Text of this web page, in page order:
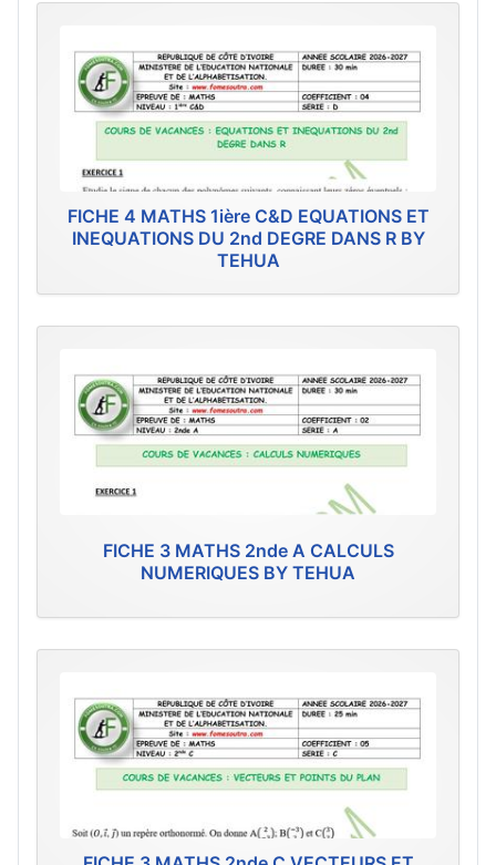
FICHE 4 MATHS 1ière C&D EQUATIONS ET
INEQUATIONS DU 2nd DEGRE DANS R BY
TEHUA
FICHE 3 MATHS 2nde A CALCULS
NUMERIQUES BY TEHUA